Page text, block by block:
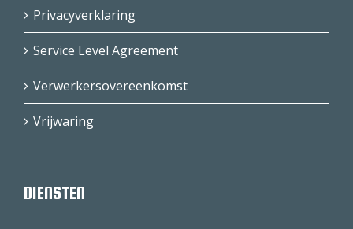
Privacyverklaring
Service Level Agreement
Verwerkersovereenkomst
Vrijwaring
DIENSTEN